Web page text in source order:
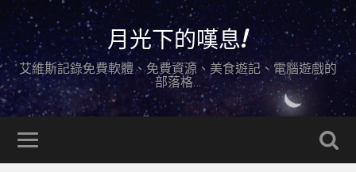
月光下的嘆息!
艾維斯記錄免費軟體、免費資源、美食遊記、電腦遊戲的
部落格…